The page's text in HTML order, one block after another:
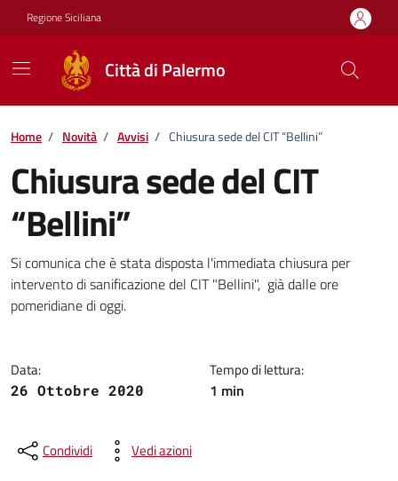
Vai ai contenuti
Vai al footer
Regione Siciliana
Città di Palermo
Home / Novità / Avvisi / Chiusura sede del CIT “Bellini”
Chiusura sede del CIT
“Bellini”
Dettagli della notizia
Si comunica che è stata disposta l'immediata chiusura per
intervento di sanificazione del CIT "Bellini", già dalle ore
pomeridiane di oggi.
Data:
26 Ottobre 2020
Tempo di lettura:
1 min
Condividi Vedi azioni